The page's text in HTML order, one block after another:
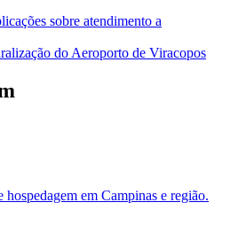
sobre atendimento a
do Aeroporto de Viracopos
hospedagem em Campinas e região.